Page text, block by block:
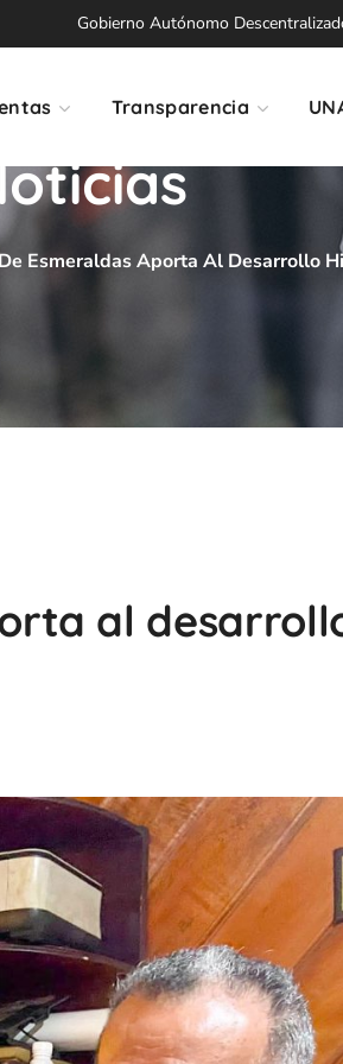
Gobierno Autónomo
Transparencia
Esmeraldas Aporta Al Desarrollo
al